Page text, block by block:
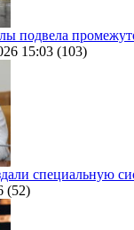
подвела
15:03 (103)
специальную
(52)